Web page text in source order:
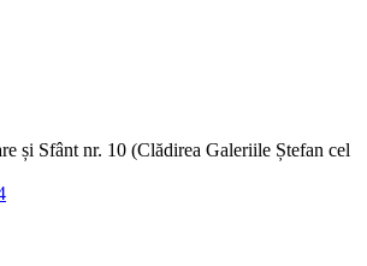
și Sfânt nr. 10 (Clădirea Galeriile Ștefan cel